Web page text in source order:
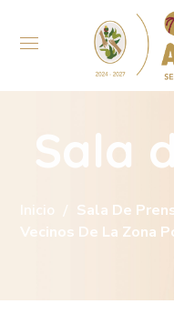
Sala
Inicio Sala De
Vecinos De La Zona